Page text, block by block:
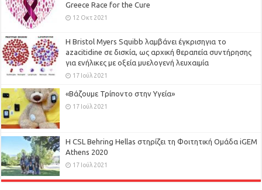
Greece Race for the Cure
12 Οκτ 2021
Η Bristol Myers Squibb λαμβάνει έγκρισηγια το
azacitidine σε δισκία, ως αρχική θεραπεία συντήρησης
για ενήλικες με οξεία μυελογενή λευχαιμία
17 Ιούλ 2021
«Βάζουμε Τρίποντο στην Υγεία»
17 Ιούλ 2021
H CSL Behring Hellas στηρίζει τη Φοιτητική Ομάδα iGEM
Athens 2020
17 Ιούλ 2021